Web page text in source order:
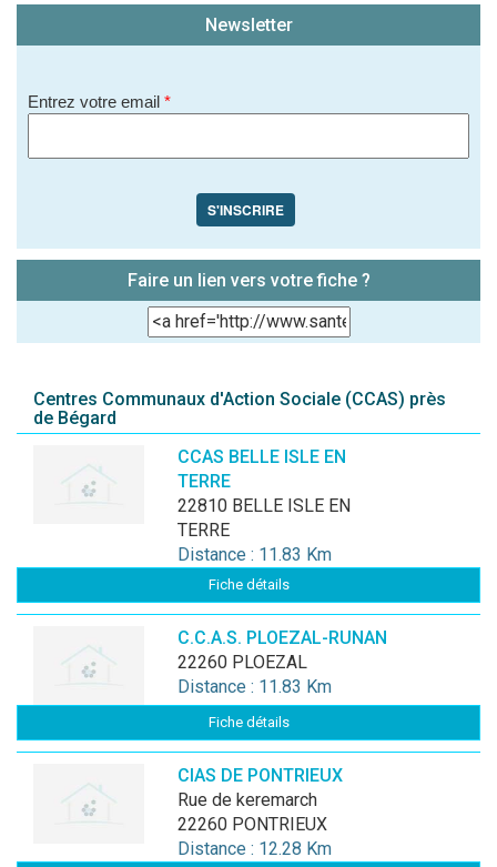
Newsletter
Entrez votre email *
S'INSCRIRE
Faire un lien vers votre fiche ?
Centres Communaux d'Action Sociale (CCAS) près
de Bégard
CCAS BELLE ISLE EN
TERRE
22810 BELLE ISLE EN
TERRE
Distance : 11.83 Km
Fiche détails
C.C.A.S. PLOEZAL-RUNAN
22260 PLOEZAL
Distance : 11.83 Km
Fiche détails
CIAS DE PONTRIEUX
rue de keremarch
22260 PONTRIEUX
Distance : 12.28 Km